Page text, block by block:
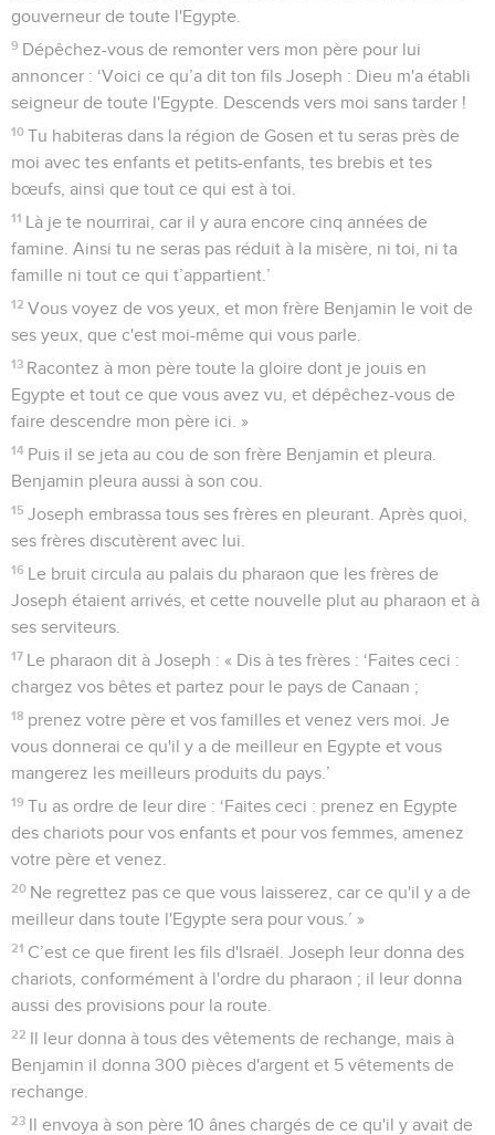
gouverneur de toute l'Egypte.
9 Dépêchez-vous de remonter vers mon père pour lui
annoncer : ‘Voici ce qu’a dit ton fils Joseph : Dieu m'a établi
seigneur de toute l'Egypte. Descends vers moi sans tarder !
10 Tu habiteras dans la région de Gosen et tu seras près de
moi avec tes enfants et petits-enfants, tes brebis et tes
bœufs, ainsi que tout ce qui est à toi.
11 Là je te nourrirai, car il y aura encore cinq années de
famine. Ainsi tu ne seras pas réduit à la misère, ni toi, ni ta
famille ni tout ce qui t’appartient.’
12 Vous voyez de vos yeux, et mon frère Benjamin le voit de
ses yeux, que c'est moi-même qui vous parle.
13 Racontez à mon père toute la gloire dont je jouis en
Egypte et tout ce que vous avez vu, et dépêchez-vous de
faire descendre mon père ici. »
14 Puis il se jeta au cou de son frère Benjamin et pleura.
Benjamin pleura aussi à son cou.
15 Joseph embrassa tous ses frères en pleurant. Après quoi,
ses frères discutèrent avec lui.
16 Le bruit circula au palais du pharaon que les frères de
Joseph étaient arrivés, et cette nouvelle plut au pharaon et à
ses serviteurs.
17 Le pharaon dit à Joseph : « Dis à tes frères : ‘Faites ceci :
chargez vos bêtes et partez pour le pays de Canaan ;
18 prenez votre père et vos familles et venez vers moi. Je
vous donnerai ce qu'il y a de meilleur en Egypte et vous
mangerez les meilleurs produits du pays.’
19 Tu as ordre de leur dire : ‘Faites ceci : prenez en Egypte
des chariots pour vos enfants et pour vos femmes, amenez
votre père et venez.
20 Ne regrettez pas ce que vous laisserez, car ce qu'il y a de
meilleur dans toute l'Egypte sera pour vous.’ »
21 C’est ce que firent les fils d'Israël. Joseph leur donna des
chariots, conformément à l'ordre du pharaon ; il leur donna
aussi des provisions pour la route.
22 Il leur donna à tous des vêtements de rechange, mais à
Benjamin il donna 300 pièces d'argent et 5 vêtements de
rechange.
23 Il envoya à son père 10 ânes chargés de ce qu'il y avait de